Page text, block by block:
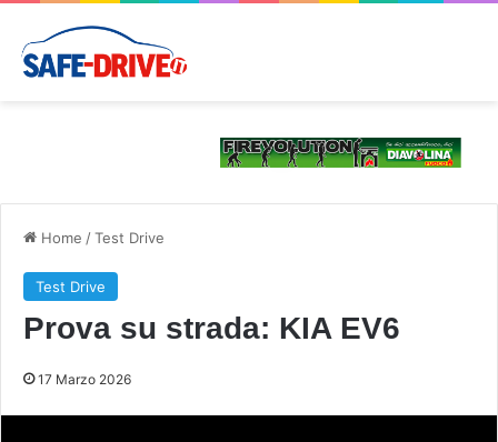
Home /Test Drive
Test Drive
Prova su strada: KIA EV6
17 Marzo 2026